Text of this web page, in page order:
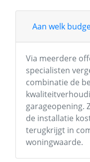
Aan welk
Via meerdere
specialisten
combinatie de
garageopening.
de installatie
terugkrijgt in
woningwaarde.